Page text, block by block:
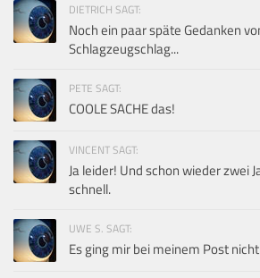
DIETRICH SAGT:
Noch ein paar späte Gedanken
Schlagzeugschlag...
PETE SAGT:
COOLE SACHE das!
VINCENT SAGT:
Ja leider! Und schon wieder zwei
schnell.
UWE S. SAGT:
Es ging mir bei meinem Post